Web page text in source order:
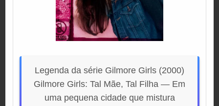
Legenda da série Gilmore Girls (2000)
Gilmore Girls: Tal Mãe, Tal Filha — Em
uma pequena cidade que mistura